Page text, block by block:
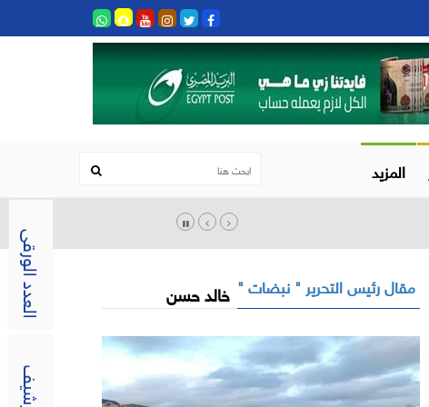
العدد الورقى
المزيد
مقال رئيس التحرير " نبضات " خالد حسن